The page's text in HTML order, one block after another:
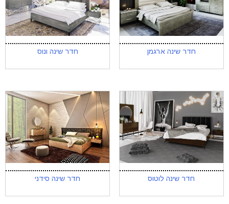
חדר שינה ארגמן חדר שינה ונוס
חדר שינה לוטוס חדר שינה סידני